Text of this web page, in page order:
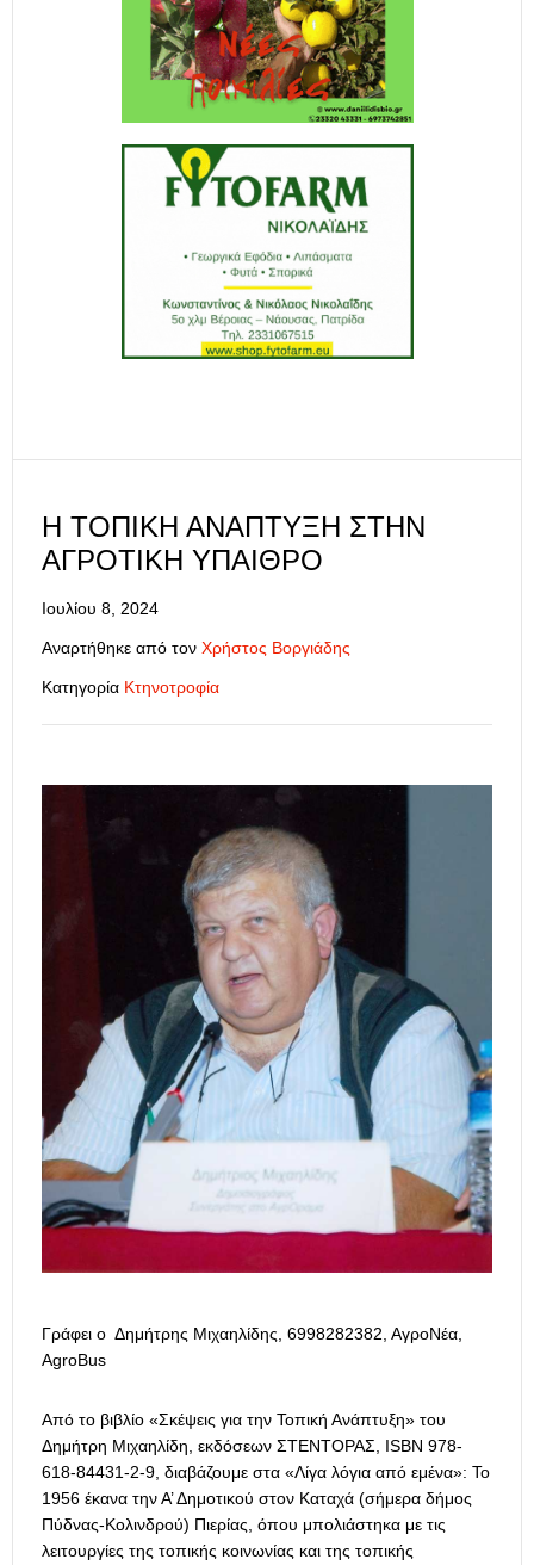
Η ΤΟΠΙΚΉ ΑΝΆΠΤΥΞΗ ΣΤΗΝ
ΑΓΡΟΤΙΚΉ ΎΠΑΙΘΡΟ
Ιουλίου 8, 2024
Αναρτήθηκε από τον Χρήστος Βοργιάδης
Κατηγορία Κτηνοτροφία
Γράφει ο Δημήτρης Μιχαηλίδης, 6998282382, ΑγροΝέα,
AgroBus
Από το βιβλίο «Σκέψεις για την Τοπική Ανάπτυξη» του
Δημήτρη Μιχαηλίδη, εκδόσεων ΣΤΕΝΤΟΡΑΣ, ISBN 978-
618-84431-2-9, διαβάζουμε στα «Λίγα λόγια από εμένα»: Το
1956 έκανα την Α’ Δημοτικού στον Καταχά (σήμερα δήμος
Πύδνας-Κολινδρού) Πιερίας, όπου μπολιάστηκα με τις
λειτουργίες της τοπικής κοινωνίας και της τοπικής